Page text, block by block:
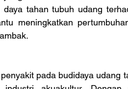
daya tahan tubuh udang
meningkatkan
pada budidaya udang